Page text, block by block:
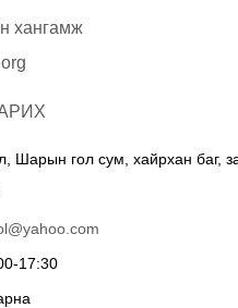
хангамж
Шарын гол сум, хайрхан баг,
17:30